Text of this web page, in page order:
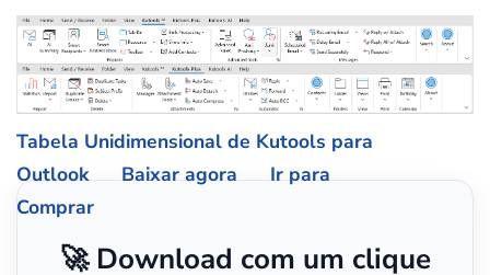
Tabela Unidimensional de Kutools para
Outlook
Baixar agora
Ir para
Comprar
🚀 Download com um clique